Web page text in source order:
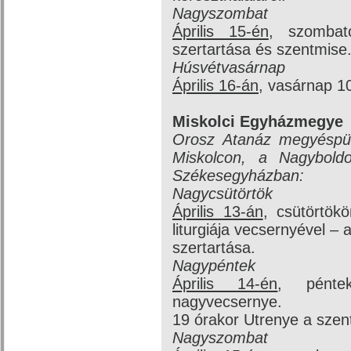
Nagyszombat
Április 15-én,
szertartása és szentmise.
Húsvétvasárnap
Április 16-án, vasárnap
Miskolci Egyházmegye
Orosz Atanáz
Miskolcon, a
Székesegyházban:
Nagycsütörtök
Április 13-án,
liturgiája vecsernyével –
szertartása.
Nagypéntek
Április 14-én,
nagyvecsernye.
19 órakor Utrenye a
Nagyszombat